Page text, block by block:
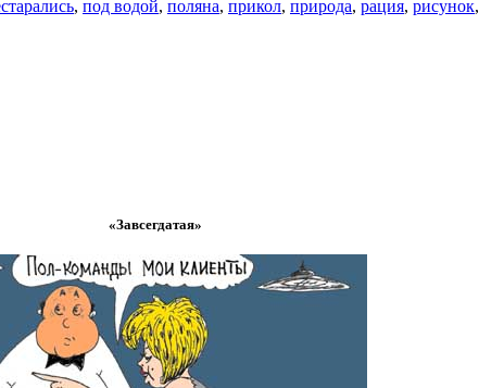
, под водой, поляна, прикол, природа, рация, рисунок,
«Завсегдатая»